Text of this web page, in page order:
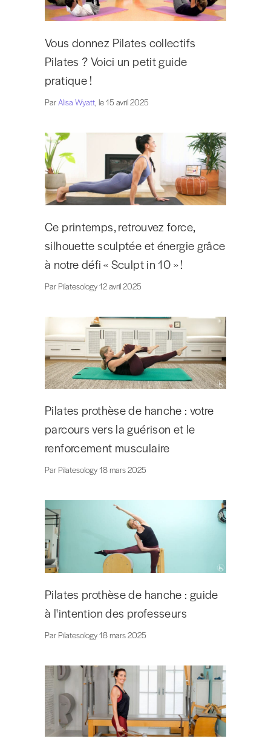
Vous donnez Pilates collectifs
Pilates ? Voici un petit guide
pratique !
ParAlisa Wyatt , le 15 avril 2025
Ce printemps, retrouvez force,
silhouette sculptée et énergie grâce
à notre défi « Sculpt in 10 » !
Par Pilatesology 12 avril 2025
Pilates prothèse de hanche : votre
parcours vers la guérison et le
renforcement musculaire
Par Pilatesology 18 mars 2025
Pilates prothèse de hanche : guide
à l'intention des professeurs
Par Pilatesology 18 mars 2025